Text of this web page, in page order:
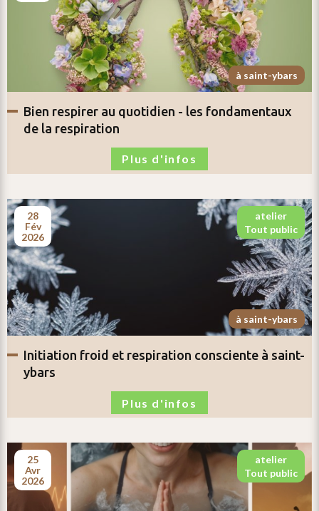
à saint-ybars
bien respirer au quotidien - les fondamentaux
de la respiration
Plus d'infos
28
fév
2026
atelier
tout public
à saint-ybars
initiation froid et respiration consciente à saint-
ybars
Plus d'infos
25
avr
2026
atelier
tout public